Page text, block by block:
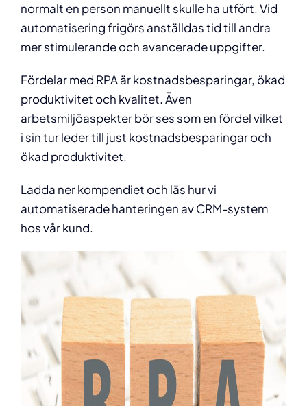
normalt en person manuellt skulle ha utfört. Vid
automatisering frigörs anställdas tid till andra
mer stimulerande och avancerade uppgifter.
Fördelar med RPA är kostnadsbesparingar, ökad
produktivitet och kvalitet. Även
arbetsmiljöaspekter bör ses som en fördel vilket
i sin tur leder till just kostnadsbesparingar och
ökad produktivitet.
Ladda ner kompendiet och läs hur vi
automatiserade hanteringen av CRM-system
hos vår kund.